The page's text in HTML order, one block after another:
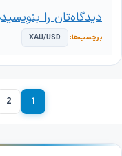
XAU/USD
دیدگاه‌تان را بنویسید
برگه1 برگه2